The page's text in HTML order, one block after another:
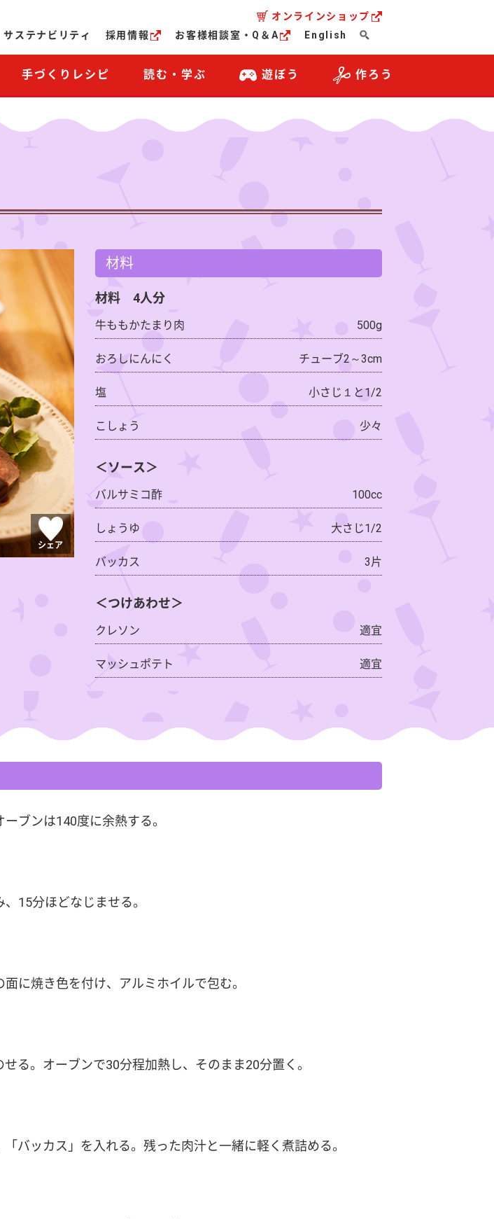
オンラインショップ
サステナビリティ 採用情報 お客様相談室・Q＆A English
手づくりレシピ 読む・学ぶ 遊ぼう 作ろう
シェア
材料
材料 4人分
牛ももかたまり肉 500g
おろしにんにく チューブ2～3cm
塩 小さじ１と1/2
こしょう 少々
＜ソース＞
バルサミコ酢 100cc
しょうゆ 大さじ1/2
バッカス 3片
＜つけあわせ＞
クレソン 適宜
マッシュポテト 適宜
ブンは140度に余熱する。
15分ほどなじませる。
に焼き色を付け、アルミホイルで包む。
る。オーブンで30分程加熱し、そのまま20分置く。
バッカス」を入れる。残った肉汁と一緒に軽く煮詰める。